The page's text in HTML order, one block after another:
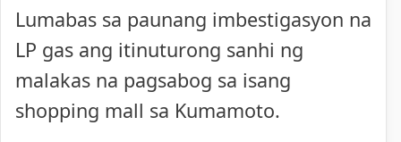
Lumabas sa paunang imbestigasyon na
LP gas ang itinuturong sanhi ng
malakas na pagsabog sa isang
shopping mall sa Kumamoto.